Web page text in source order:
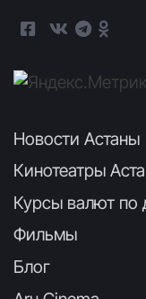
Новости Астаны
Кинотеатры
Курсы валют по
Фильмы
Блог